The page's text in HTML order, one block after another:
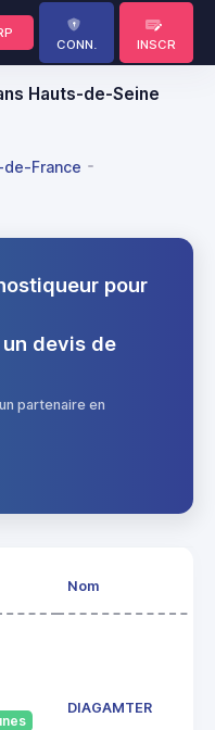
CONN.
INSCR
Hauts-de-Seine
France
pour
devis de
partenaire en
Nom
DIAGAMTER